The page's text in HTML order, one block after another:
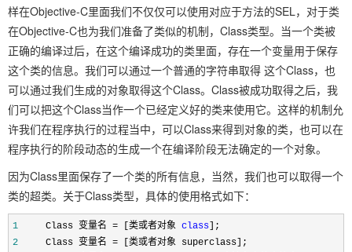
样在Objective-C里面我们不仅仅可以使用对应于方法的SEL，对于类
在Objective-C也为我们准备了类似的机制，Class类型。当一个类被
正确的编译过后，在这个编译成功的类里面，存在一个变量用于保存
这个类的信息。我们可以通过一个普通的字符串取得 这个Class，也
可以通过我们生成的对象取得这个Class。Class被成功取得之后，我
们可以把这个Class当作一个已经定义好的类来使用它。这样的机制允
许我们在程序执行的过程当中，可以Class来得到对象的类，也可以在
程序执行的阶段动态的生成一个在编译阶段无法确定的一个对象。
因为Class里面保存了一个类的所有信息，当然，我们也可以取得一个
类的超类。关于Class类型，具体的使用格式如下：
1 Class 变量名 = [类或者对象 class ];
2
Class 变量名 = [类或者对象 superclass];